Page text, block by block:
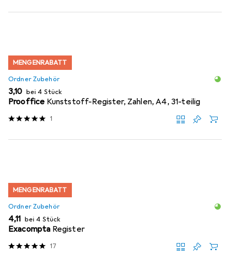
MENGENRABATT
Ordner Zubehör
EUR
3,10 bei 4 Stück
Prooffice Kunststoff-Register, Zahlen, A4, 31-teilig
1
MENGENRABATT
Ordner Zubehör
EUR
4,11 bei 4 Stück
Exacompta Register
17